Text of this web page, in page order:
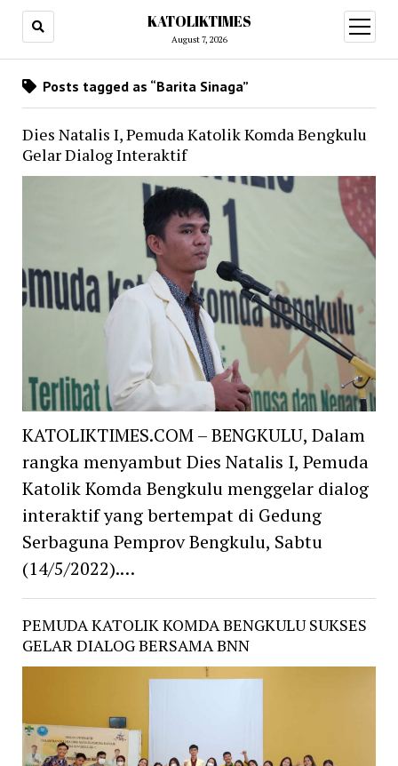
KATOLIKTIMES
August 7, 2026
open
menu
Posts tagged as “Barita Sinaga”
Dies Natalis I, Pemuda Katolik Komda Bengkulu
Gelar Dialog Interaktif
KATOLIKTIMES.COM – BENGKULU, Dalam
rangka menyambut Dies Natalis I, Pemuda
Katolik Komda Bengkulu menggelar dialog
interaktif yang bertempat di Gedung
Serbaguna Pemprov Bengkulu, Sabtu
(14/5/2022).…
PEMUDA KATOLIK KOMDA BENGKULU SUKSES
GELAR DIALOG BERSAMA BNN